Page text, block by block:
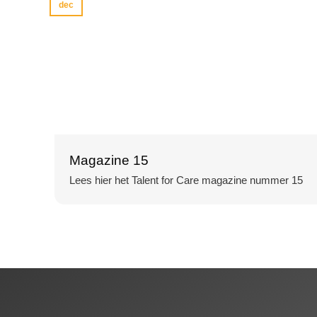
Magazine 15
Lees hier het Talent for Care magazine nummer 15
dec